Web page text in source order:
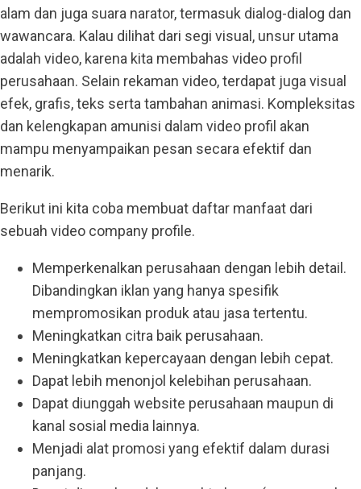
alam dan juga suara narator, termasuk dialog-dialog dan
wawancara. Kalau dilihat dari segi visual, unsur utama
adalah video, karena kita membahas video profil
perusahaan. Selain rekaman video, terdapat juga visual
efek, grafis, teks serta tambahan animasi. Kompleksitas
dan kelengkapan amunisi dalam video profil akan
mampu menyampaikan pesan secara efektif dan
menarik.
Berikut ini kita coba membuat daftar manfaat dari
sebuah video company profile.
Memperkenalkan perusahaan dengan lebih detail.
Dibandingkan iklan yang hanya spesifik
mempromosikan produk atau jasa tertentu.
Meningkatkan citra baik perusahaan.
Meningkatkan kepercayaan dengan lebih cepat.
Dapat lebih menonjol kelebihan perusahaan.
Dapat diunggah website perusahaan maupun di
kanal sosial media lainnya.
Menjadi alat promosi yang efektif dalam durasi
panjang.